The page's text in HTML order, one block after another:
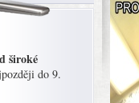
široké
do 9.